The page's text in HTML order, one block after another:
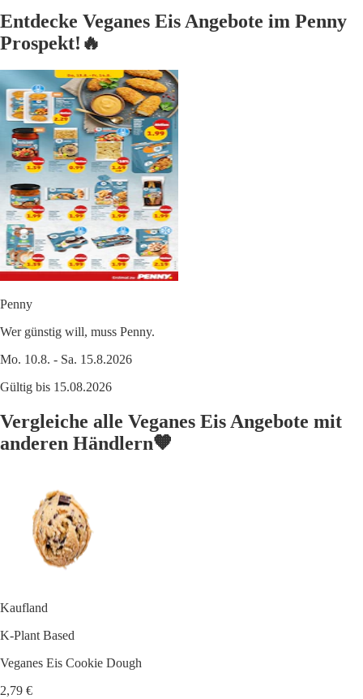
Entdecke Veganes Eis Angebote im Penny
Prospekt!🔥
Penny
Wer günstig will, muss Penny.
Mo. 10.8. - Sa. 15.8.2026
Gültig bis 15.08.2026
Vergleiche alle Veganes Eis Angebote mit
anderen Händlern🧡
Kaufland
K-Plant Based
Veganes Eis Cookie Dough
2,79 €